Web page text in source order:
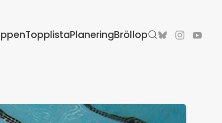
TopplistaPlaneringBröllop